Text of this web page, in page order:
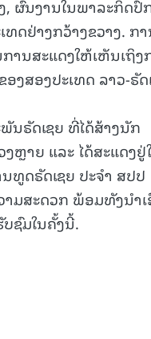
, ຜົນງານໃນພາລະກິດປົ
ດຢ່າງກວ້າງຂວາງ. ກ
ານສະແດງໃຫ້ເຫັນເຖິງ
ສອງປະເທດ ລາວ-ຣັດ
ນຣັດເຊຍ ທີ່ໄດ້ສ້າງນັກ
ຫຼາຍ ແລະ ໄດ້ສະແດງຢູ່
ທູດຣັດເຊຍ ປະຈຳ ສປປ
ມສະດວກ ພ້ອມທັງນຳເ
ຊົມໃນຄັ້ງນີ້.